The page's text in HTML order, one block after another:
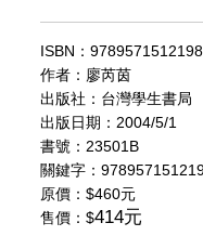
ISBN：9789571512198
作者：廖芮茵
出版社：台灣學生書局
出版日期：2004/5/1
書號：23501B
關鍵字：
原價：$460元
售價：$414元